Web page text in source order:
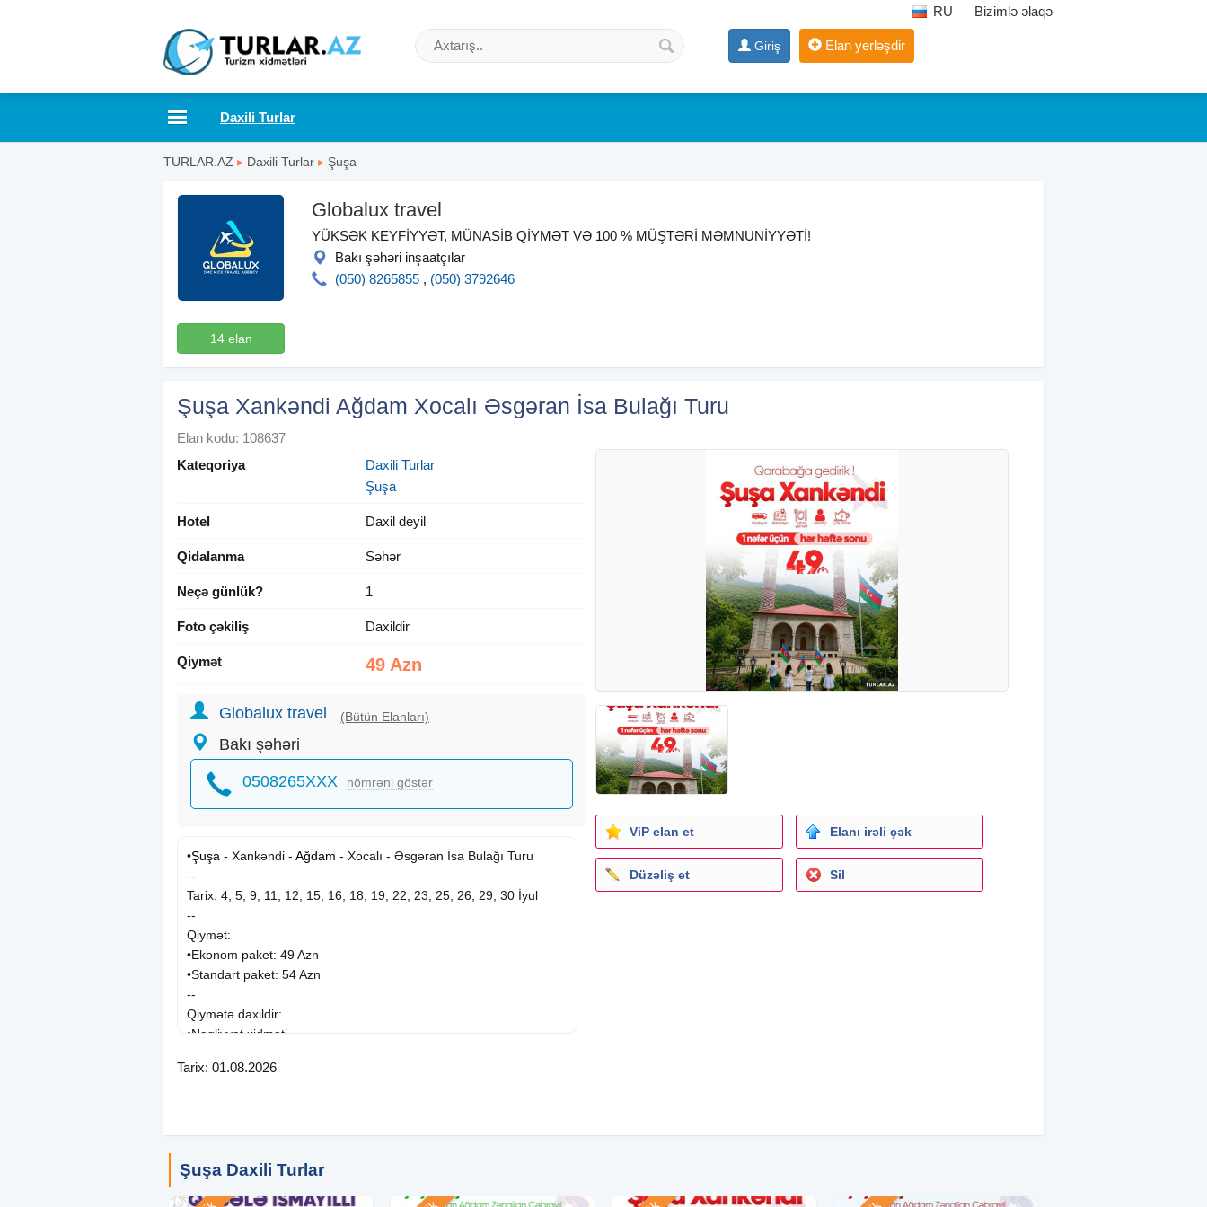
RU Bizimlə əlaqə
Giriş Elan yerləşdir
Daxili Turlar
TURLAR.AZ ▸ Daxili Turlar ▸ Şuşa
14 elan
Globalux travel
YÜKSƏK KEYFİYYƏT, MÜNASİB QİYMƏT VƏ 100 % MÜŞTƏRİ MƏMNUNİYYƏTİ!
Bakı şəhəri inşaatçılar
(050) 8265855 , (050) 3792646
Şuşa Xankəndi Ağdam Xocalı Əsgəran İsa Bulağı Turu
Elan kodu: 108637
Kateqoriya
Daxili Turlar
Şuşa
Hotel Daxil deyil
Qidalanma Səhər
Neçə günlük? 1
Foto çəkiliş Daxildir
Qiymət 49 Azn
Globalux travel (Bütün Elanları)
Bakı şəhəri
0508265XXX nömrəni göstər
•Şuşa - Xankəndi - Ağdam - Xocalı - Əsgəran İsa Bulağı Turu
--
Tarix: 4, 5, 9, 11, 12, 15, 16, 18, 19, 22, 23, 25, 26, 29, 30 İyul
--
Qiymət:
•Ekonom paket: 49 Azn
•Standart paket: 54 Azn
--
Qiymətə daxildir:
•Nəqliyyat xidməti
•Səhər yeməyi (standart paket)
•Yol boyu maarifləndirici söhbətlər, gəzilən yerlər haqqında ətraflı
--
Tarix: 01.08.2026
ViP elan et Elanı irəli çək
Düzəliş et Sil
Şuşa Daxili Turlar